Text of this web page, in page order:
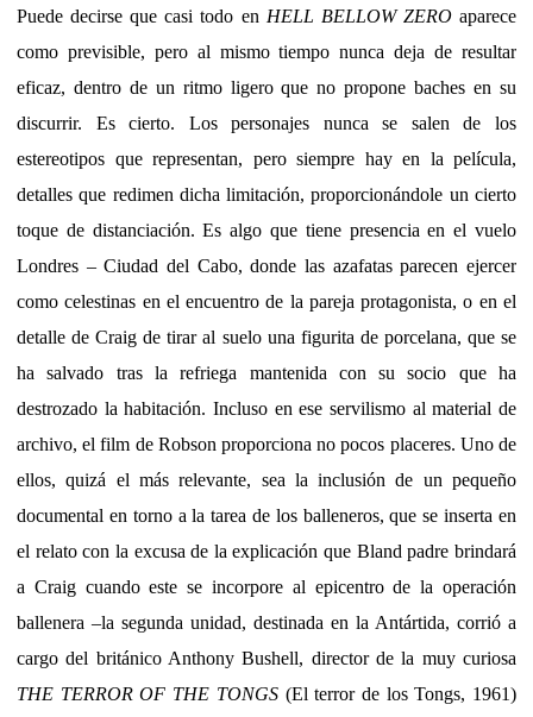
Puede decirse que casi todo en HELL BELLOW ZEROaparece
como previsible, pero al mismo tiempo nunca deja de resultar
eficaz, dentro de un ritmo ligero que no propone baches en su
discurrir. Es cierto. Los personajes nunca se salen de los
estereotipos que representan, pero siempre hay en la película,
detalles que redimen dicha limitación, proporcionándole un cierto
toque de distanciación. Es algo que tiene presencia en el vuelo
Londres – Ciudad del Cabo, donde las azafatas parecen ejercer
como celestinas en el encuentro de la pareja protagonista, o en el
detalle de Craig de tirar al suelo una figurita de porcelana, que se
ha salvado tras la refriega mantenida con su socio que ha
destrozado la habitación. Incluso en ese servilismo al material de
archivo, el film de Robson proporciona no pocos placeres. Uno de
ellos, quizá el más relevante, sea la inclusión de un pequeño
documental en torno a la tarea de los balleneros, que se inserta en
el relato con la excusa de la explicación que Bland padre brindará
a Craig cuando este se incorpore al epicentro de la operación
ballenera –la segunda unidad, destinada en la Antártida, corrió a
cargo del británico Anthony Bushell, director de la muy curiosa
THE TERROR OF THE TONGS(El terror de los Tongs, 1961)